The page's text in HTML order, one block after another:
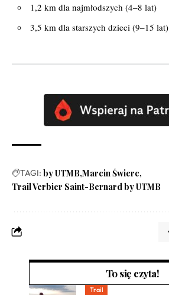
1,2 km dla najmłodszych (4–8 lat)
3,5 km dla starszych dzieci (9–15 lat)
TAGI: by UTMB Marcin Świerc
Trail Verbier Saint-Bernard by UTMB
To się czyta!
Trail